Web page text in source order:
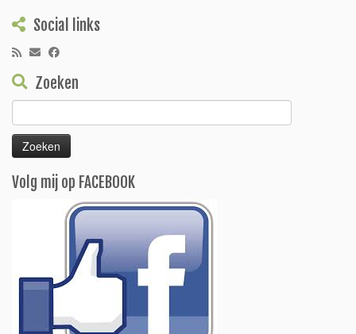
Social links
Zoeken
naar:
Volg mij op FACEBOOK